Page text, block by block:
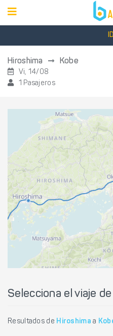
Hiroshima Kobe
Vi, 14/08
1 Pasajeros
Selecciona el viaje
Resultados de Hiroshima a